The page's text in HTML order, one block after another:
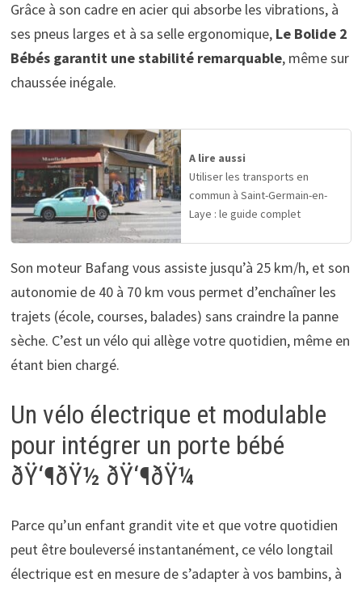
Grâce à son cadre en acier qui absorbe les vibrations, à
ses pneus larges et à sa selle ergonomique, Le Bolide 2
Bébés garantit une stabilité remarquable, même sur
chaussée inégale.
A lire aussi
Utiliser les transports en
commun à Saint-Germain-en-
Laye : le guide complet
Son moteur Bafang vous assiste jusqu’à 25 km/h, et son
autonomie de 40 à 70 km vous permet d’enchaîner les
trajets (école, courses, balades) sans craindre la panne
sèche. C’est un vélo qui allège votre quotidien, même en
étant bien chargé.
Un vélo électrique et modulable
pour intégrer un porte bébé
ðŸ‘¶ðŸ½ ðŸ‘¶ðŸ¼
Parce qu’un enfant grandit vite et que votre quotidien
peut être bouleversé instantanément, ce vélo longtail
électrique est en mesure de s’adapter à vos bambins, à